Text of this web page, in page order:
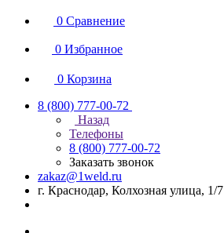
0 Сравнение
0 Избранное
0 Корзина
8 (800) 777-00-72
Назад
Телефоны
8 (800) 777-00-72
Заказать звонок
zakaz@1weld.ru
г. Краснодар, Колхозная улица, 1/7